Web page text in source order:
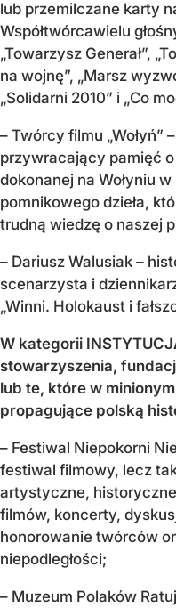
lub przemilczane karty
Współtwórcawielu
„Towarzysz Generał”,
na wojnę”, „Marsz
„Solidarni 2010” i „Co
– Twórcy filmu „Wołyń”
przywracający pamięć
dokonanej na Wołyniu
pomnikowego dzieła,
trudną wiedzę o naszej
– Dariusz Walusiak –
scenarzysta i
„Winni. Holokaust i
W kategorii
stowarzyszenia,
lub te, które w
propagujące polską
– Festiwal Niepokorni
festiwal filmowy, lecz
artystyczne,
filmów, koncerty,
honorowanie twórców
niepodległości;
– Muzeum Polaków